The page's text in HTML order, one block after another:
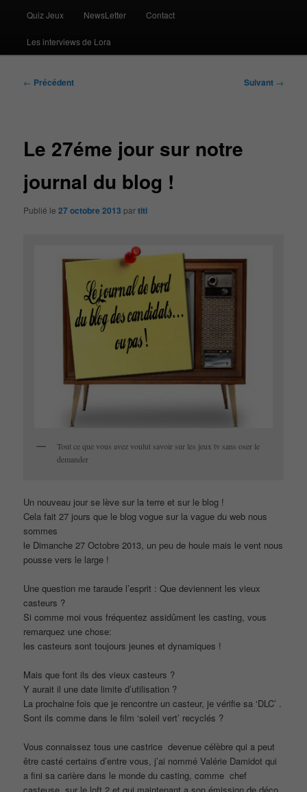
Quiz Jeux NewsLetter Contact
Les interviews de Lora
Navigation
← Précédent Suivant →
Le 27éme jour sur notre
journal du blog !
Publié le27 octobre 2013 partiti
Tout ce que vous avez voulut savoir sur les jeux tv sans oser le
demander
Un nouveau jour se lève sur la terre et sur le blog !
Cela fait 27 jours que le blog vogue sur la vague du web nous
sommes
le Dimanche 27 Octobre 2013, un peu de houle mais le vent nous
pousse vers le large !
Une question me taraude l’esprit : Que deviennent les vieux
casteurs ?
Si comme moi vous fréquentez assidûment les casting, vous
remarquez une chose:
les casteurs sont toujours jeunes et dynamiques !
Mais que font ils des vieux casteurs ?
Y aurait il une date limite d’utilisation ?
La prochaine fois que je rencontre un casteur, je vérifie sa ‘DLC’ .
Sont ils comme dans le film ‘soleil vert’ recyclés ?
Vous connaissez tous une castrice devenue célèbre qui a peut
être casté certains d’entre vous, j’ai nommé Valérie Damidot qui
a fini sa carière dans le monde du casting, comme chef